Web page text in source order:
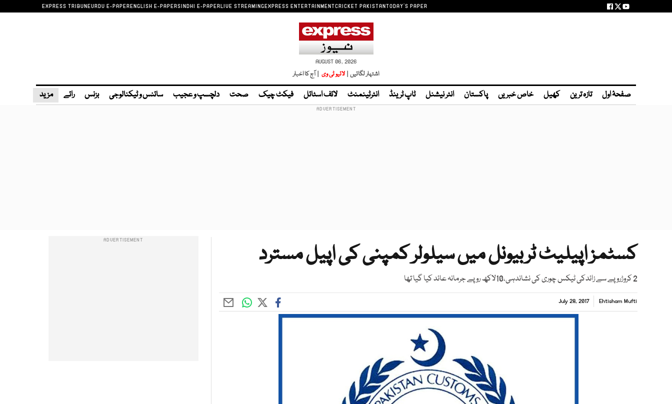
EXPRESS TRIBUNEURDU E-PAPERENGLISH E-PAPERSINDHI E-PAPERLIVE STREAMINGEXPRESS ENTERTAINMENTCRICKET PAKISTANTODAY'S PAPER
AUGUST 06, 2026
اشتہار لگائیں | لائیو ٹی وی | آج کا اخبار
صفحۂ اول تازہ ترین کھیل خاص خبریں پاکستان انٹر نیشنل ٹاپ ٹرینڈ انٹرٹینمنٹ لائف اسٹائل فیکٹ چیک صحت دلچسپ و عجیب سائنس و ٹیکنالوجی بزنس رائے مزید
کسٹمز اپیلیٹ ٹربیونل میں سیلولر کمپنی کی اپیل مسترد
2 کروڑروپے سے زائدکی ٹیکس چوری کی نشاندہی،10لاکھ روپے جرمانہ عائد کیا گیا تھا
Ehtisham Mufti
July 28, 2017